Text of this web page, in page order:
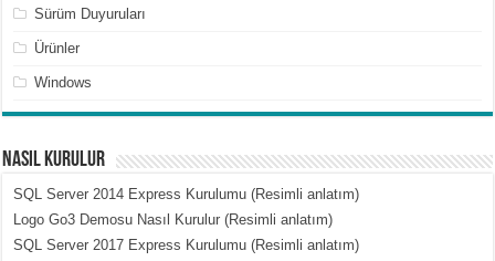
Sürüm Duyuruları
Ürünler
Windows
Nasıl Kurulur
SQL Server 2014 Express Kurulumu (Resimli anlatım)
Logo Go3 Demosu Nasıl Kurulur (Resimli anlatım)
SQL Server 2017 Express Kurulumu (Resimli anlatım)